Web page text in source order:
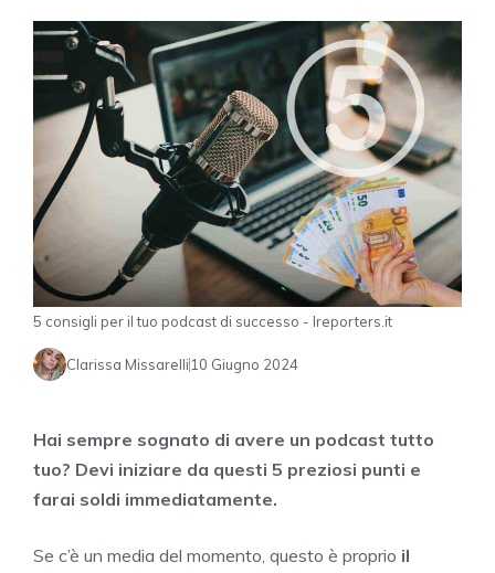
5 consigli per il tuo podcast di successo - Ireporters.it
Clarissa Missarelli 10 Giugno 2024
Hai sempre sognato di avere un podcast tutto
tuo? Devi iniziare da questi 5 preziosi punti e
farai soldi immediatamente.
Se c’è un media del momento, questo è proprio il